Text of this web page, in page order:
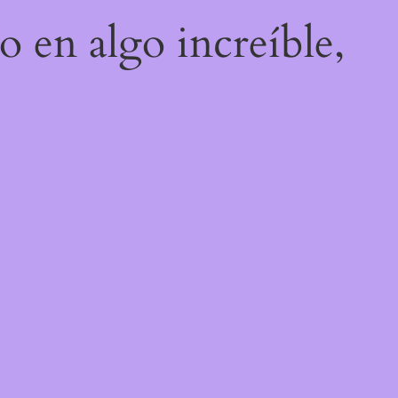
en algo increíble,